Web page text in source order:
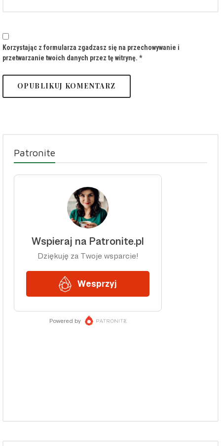
Korzystając z formularza zgadzasz się na przechowywanie i
przetwarzanie twoich danych przez tę witrynę. *
Patronite